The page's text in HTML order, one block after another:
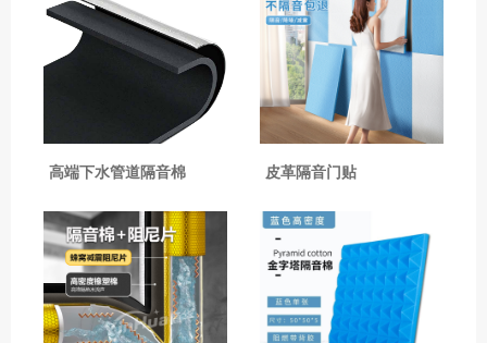
高端下水管道隔音棉 皮革隔音门贴